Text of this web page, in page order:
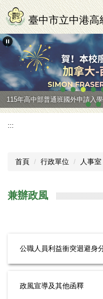
跳
到
主
要
區
臺中市立中港高
115年高中部普通班國外申請入
:::
首頁 行政單位 人事室
兼辦政風
公職人員利益衝突迴避身
政風宣導及其他函釋